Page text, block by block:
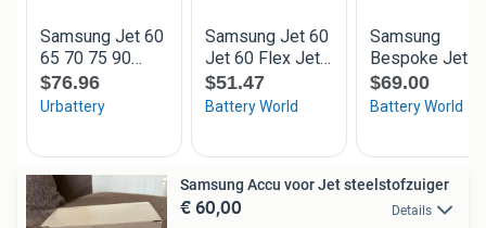
Samsung Accu voor Jet steelstofzuiger
€ 60,00 Details